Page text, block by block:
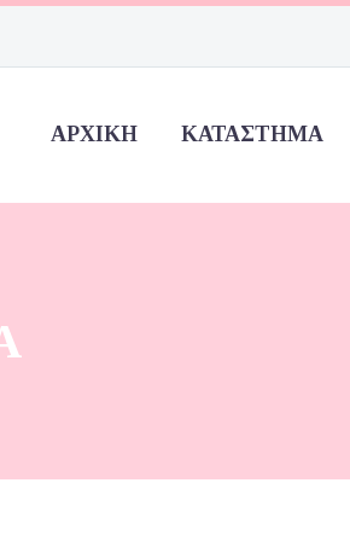
ΑΡΧΙΚΉ ΚΑΤΆΣΤΗΜΑ